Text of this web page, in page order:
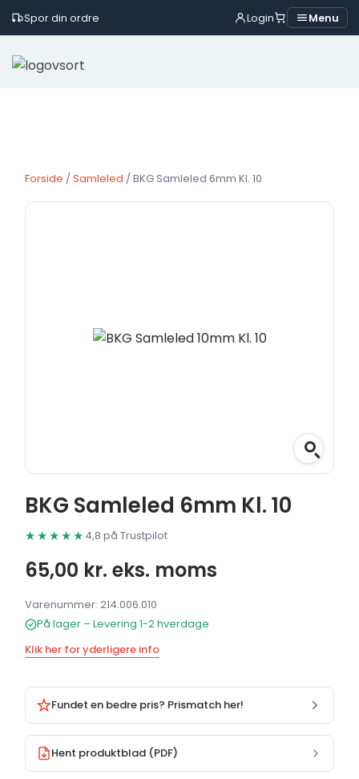
Spor din ordre Login Menu
Forside /Samleled / BKG Samleled 6mm Kl. 10
Fundet en bedre pris? Prismatch her!
Hent produktblad (PDF)
BKG Samleled 6mm Kl. 10
★★★★★ 4,8 på Trustpilot
65,00 kr. eks. moms
Varenummer: 214.006.010
På lager – Levering 1-2 hverdage
Klik her for yderligere info